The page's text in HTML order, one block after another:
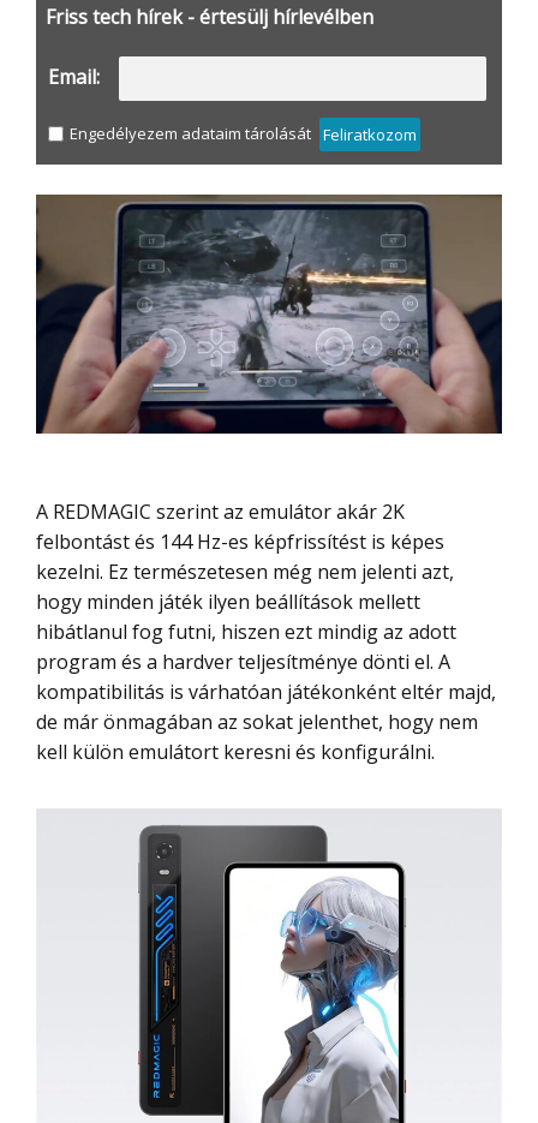
Friss tech hírek - értesülj hírlevélben
Email:
Engedélyezem adataim tárolását Feliratkozom
A REDMAGIC szerint az emulátor akár 2K
felbontást és 144 Hz-es képfrissítést is képes
kezelni. Ez természetesen még nem jelenti azt,
hogy minden játék ilyen beállítások mellett
hibátlanul fog futni, hiszen ezt mindig az adott
program és a hardver teljesítménye dönti el. A
kompatibilitás is várhatóan játékonként eltér majd,
de már önmagában az sokat jelenthet, hogy nem
kell külön emulátort keresni és konfigurálni.